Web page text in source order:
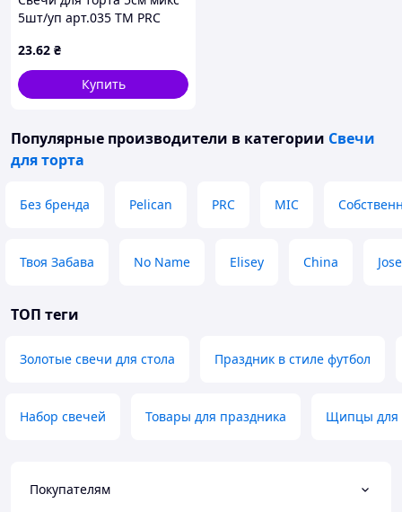
5шт/уп арт.035 ТМ PRC
23.62 ₴
Купить
Популярные производители в категории Свечи
для торта
Без бренда Pelican PRC MIC
Твоя Забава No Name Elisey China
ТОП теги
Золотые свечи для стола Праздник в стиле футбол
Набор свечей Товары для праздника Щипцы для
Покупателям